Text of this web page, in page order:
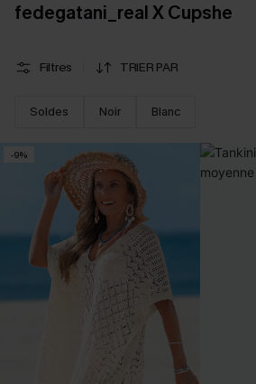
fedegatani_real X Cupshe
Filtres TRIER PAR
Soldes Noir Blanc
-9%